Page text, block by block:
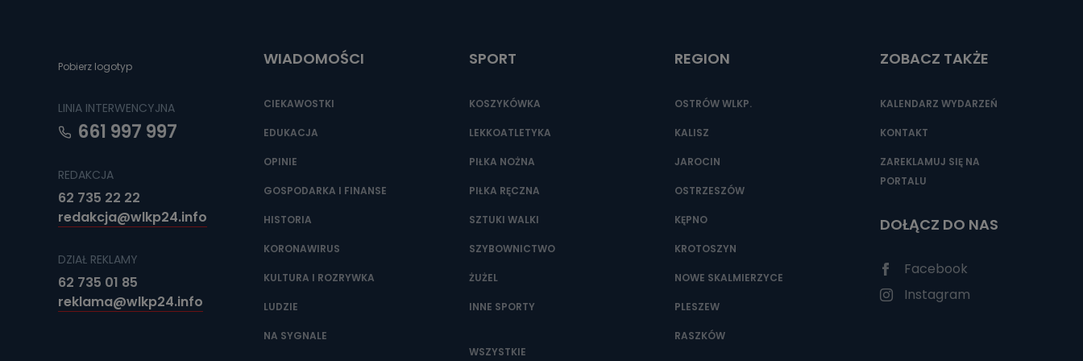
Pobierz logotyp
LINIA INTERWENCYJNA
661 997 997
REDAKCJA
62 735 22 22
redakcja@wlkp24.info
DZIAŁ REKLAMY
62 735 01 85
reklama@wlkp24.info
WIADOMOŚCI
CIEKAWOSTKI
EDUKACJA
OPINIE
GOSPODARKA I FINANSE
HISTORIA
KORONAWIRUS
KULTURA I ROZRYWKA
LUDZIE
NA SYGNALE
SPORT
KOSZYKÓWKA
LEKKOATLETYKA
PIŁKA NOŻNA
PIŁKA RĘCZNA
SZTUKI WALKI
SZYBOWNICTWO
ŻUŻEL
INNE SPORTY
WSZYSTKIE
REGION
OSTRÓW WLKP.
KALISZ
JAROCIN
OSTRZESZÓW
KĘPNO
KROTOSZYN
NOWE SKALMIERZYCE
PLESZEW
RASZKÓW
ZOBACZ TAKŻE
KALENDARZ WYDARZEŃ
KONTAKT
ZAREKLAMUJ SIĘ NA
PORTALU
DOŁĄCZ DO NAS
Facebook
Instagram